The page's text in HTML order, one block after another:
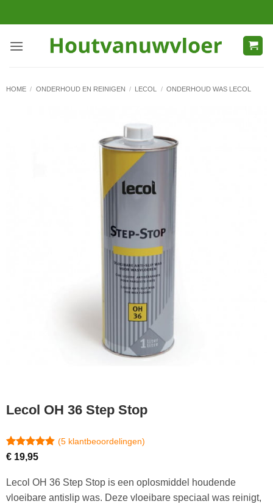
naar
HOME / ONDERHOUD EN REINIGEN / LECOL / ONDERHOUD WAS LECOL
Lecol OH 36 Step Stop
Gewaardeerd
op
5
klantbeoordelingen
(5klantbeoordelingen)
€19,95
Lecol OH 36 Step Stop is een oplosmiddel houdende
vloeibare antislip was. Deze vloeibare speciaal was reinigt,